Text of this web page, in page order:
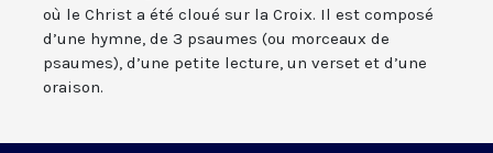
où le Christ a été cloué sur la Croix. Il est composé
d’une hymne, de 3 psaumes (ou morceaux de
psaumes), d’une petite lecture, un verset et d’une
oraison.